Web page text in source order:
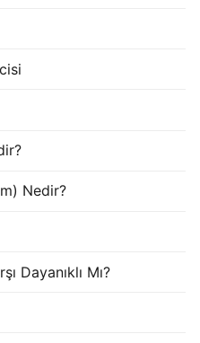
Nedir?
Dayanıklı Mı?